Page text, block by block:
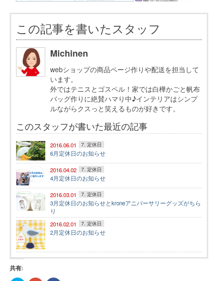
この記事を書いたスタッフ
Michinen
webショップの商品ページ作りや配送を担当して
います。
外ではテニスとゴスペル！家では白樺かごと帆布
バッグ作りに絶賛ハマり中♪インテリアはシンプ
ルながらクスっと笑えるものが好きです。
このスタッフが書いた最近の記事
2016.06.01 7. 定休日
6月定休日のお知らせ
2016.04.02 7. 定休日
4月定休日のお知らせ
2016.03.01 7. 定休日
3月定休日のお知らせとkroneアニバーサリーグッズがちら
り
2016.02.01
7. 定休日
2月定休日のお知らせ
共有: